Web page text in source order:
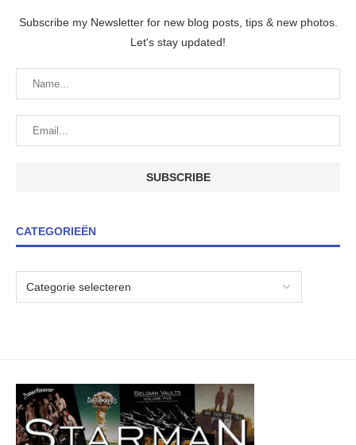
Subscribe my Newsletter for new blog posts, tips & new photos.
Let's stay updated!
CATEGORIEËN